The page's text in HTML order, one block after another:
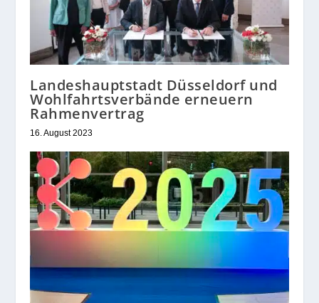
Landeshauptstadt Düsseldorf und
Wohlfahrtsverbände erneuern
Rahmenvertrag
16. August 2023